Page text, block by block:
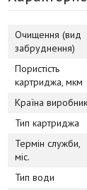
Очищення (вид
забруднення)
Пористість
картриджа, мкм
Країна виробник
Тип картриджа
Термін служби,
міс.
Тип води